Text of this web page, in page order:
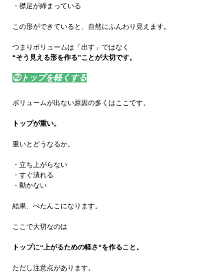
・襟足が締まっている
この形ができていると、自然にふんわり見えます。
つまりボリュームは「出す」ではなく
“そう見える形を作る”ことが大切です。
②トップを軽くする
ボリュームが出ない原因の多くはここです。
トップが重い。
重いとどうなるか。
・立ち上がらない
・すぐ潰れる
・動かない
結果、ぺたんこになります。
ここで大切なのは
トップに“上がるための軽さ”を作ること。
ただし注意点があります。